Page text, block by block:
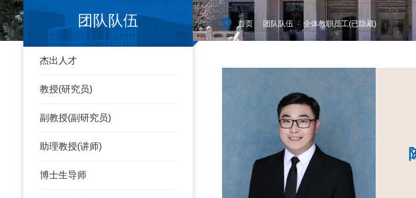
团队队伍
杰出人才
教授(研究员)
副教授(副研究员)
助理教授(讲师)
博士生导师
首页 团队队伍 - 全体教职员工(已隐藏)